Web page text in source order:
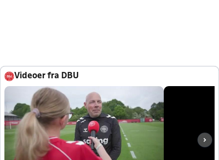
Videoer fra DBU